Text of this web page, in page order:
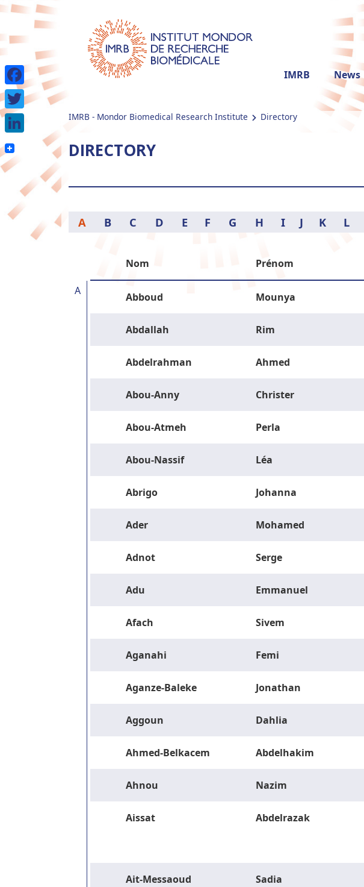
IMRB News
IMRB - Mondor Biomedical Research Institute Directory
DIRECTORY
A B C D E F G H I J K L
Nom Prénom
A Abboud Mounya
Abdallah Rim
Abdelrahman Ahmed
Abou-Anny Christer
Abou-Atmeh Perla
Abou-Nassif Léa
Abrigo Johanna
Ader Mohamed
Adnot Serge
Adu Emmanuel
Afach Sivem
Aganahi Femi
Aganze-Baleke Jonathan
Aggoun Dahlia
Ahmed-Belkacem Abdelhakim
Ahnou Nazim
Aissat Abdelrazak
Ait-Messaoud Sadia
Facebook
Twitter
LinkedIn